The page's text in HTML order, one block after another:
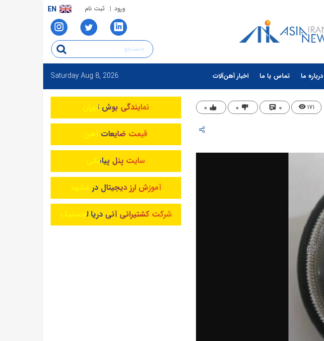
ورود ثبت نام EN
درباره ما تماس با ما اخبار آهن‌آلات SaturdayAug 8, 2026
۱۷۱ ۰ ۰ ۰ نمایندگی بوش تهران
قیمت ضایعات آهن
سایت پنل پیامکی
آموزش ارز دیجیتال در مشهد
شرکت کشتیرانی آنی دریا لجستیک